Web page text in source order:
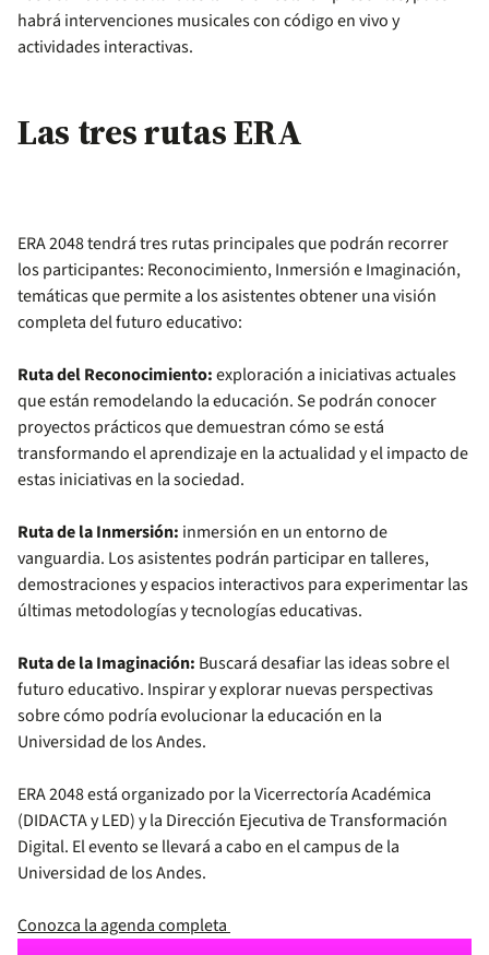
habrá intervenciones musicales con código en vivo y
actividades interactivas.
Las tres rutas ERA
ERA 2048 tendrá tres rutas principales que podrán recorrer
los participantes: Reconocimiento, Inmersión e Imaginación,
temáticas que permite a los asistentes obtener una visión
completa del futuro educativo:
Ruta del Reconocimiento:exploración a iniciativas actuales
que están remodelando la educación. Se podrán conocer
proyectos prácticos que demuestran cómo se está
transformando el aprendizaje en la actualidad y el impacto de
estas iniciativas en la sociedad.
Ruta de la Inmersión: inmersión en un entorno de
vanguardia. Los asistentes podrán participar en talleres,
demostraciones y espacios interactivos para experimentar las
últimas metodologías y tecnologías educativas.
Ruta de la Imaginación: Buscará desafiar las ideas sobre el
futuro educativo. Inspirar y explorar nuevas perspectivas
sobre cómo podría evolucionar la educación en la
Universidad de los Andes.
ERA 2048 está organizado por la Vicerrectoría Académica
(DIDACTA y LED) y la Dirección Ejecutiva de Transformación
Digital. El evento se llevará a cabo en el campus de la
Universidad de los Andes.
Conozca la agenda completa